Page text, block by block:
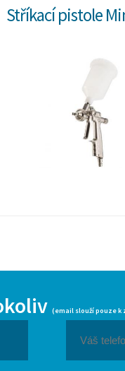
Stříkací pistole
(email slouží pouze k